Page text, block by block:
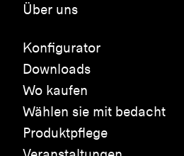
Über uns
Konfigurator
Downloads
Wo kaufen
Wählen sie mit bedacht
Produktpflege